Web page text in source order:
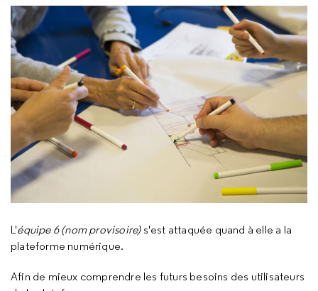
L'équipe 6 (nom provisoire)s'est attaquée quand à elle a la
plateforme numérique.
Afin de mieux comprendre les futurs besoins des utilisateurs